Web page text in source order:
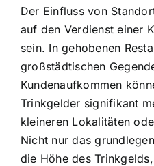
Der Einfluss von
auf den Verdienst einer
sein. In gehobenen
großstädtischen
Kundenaufkommen
Trinkgelder signifikant
kleineren Lokalitäten
Nicht nur das
die Höhe des